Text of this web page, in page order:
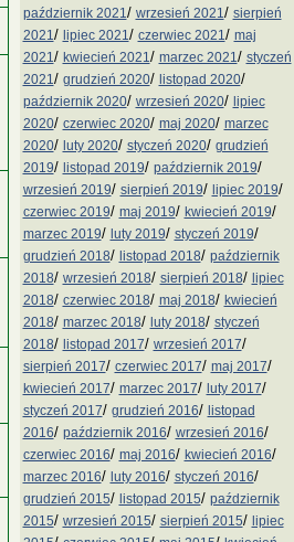
październik 2021 / wrzesień 2021 / sierpień
2021 / lipiec 2021 / czerwiec 2021 / maj
2021 / kwiecień 2021 / marzec 2021 / styczeń
2021 / grudzień 2020/ listopad 2020/
październik 2020/ wrzesień 2020/ lipiec
2020/ czerwiec 2020/ maj 2020/ marzec
2020/ luty 2020/ styczeń 2020/ grudzień
2019/ listopad 2019/ październik 2019/
wrzesień 2019/ sierpień 2019/ lipiec 2019/
czerwiec 2019/ maj 2019/ kwiecień 2019/
marzec 2019/ luty 2019/ styczeń 2019/
grudzień 2018/ listopad 2018/ październik
2018/ wrzesień 2018/ sierpień 2018/ lipiec
2018/ czerwiec 2018/ maj 2018/ kwiecień
2018/ marzec 2018/ luty 2018/ styczeń
2018/ listopad 2017/ wrzesień 2017/
sierpień 2017/ czerwiec 2017/ maj 2017/
kwiecień 2017/ marzec 2017/ luty 2017/
styczeń 2017/ grudzień 2016/ listopad
2016/ październik 2016/ wrzesień 2016/
czerwiec 2016/ maj 2016/ kwiecień 2016/
marzec 2016/ luty 2016/ styczeń 2016/
grudzień 2015/ listopad 2015/ październik
2015/ wrzesień 2015/ sierpień 2015/ lipiec